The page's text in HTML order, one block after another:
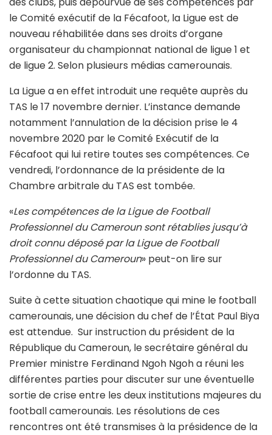
le Comité exécutif de la Fécafoot, la Ligue est de
nouveau réhabilitée dans ses droits d’organe
organisateur du championnat national de ligue 1 et
de ligue 2. Selon plusieurs médias camerounais.
La Ligue a en effet introduit une requête auprès du
TAS le 17 novembre dernier. L’instance demande
notamment l’annulation de la décision prise le 4
novembre 2020 par le Comité Exécutif de la
Fécafoot qui lui retire toutes ses compétences. Ce
vendredi, l’ordonnance de la présidente de la
Chambre arbitrale du TAS est tombée.
«Les compétences de la Ligue de Football
Professionnel du Cameroun sont rétablies jusqu’à
droit connu déposé par la Ligue de Football
Professionnel du Cameroun» peut-on lire sur
l’ordonne du TAS.
Suite à cette situation chaotique qui mine le football
camerounais, une décision du chef de l’État Paul Biya
est attendue. Sur instruction du président de la
République du Cameroun, le secrétaire général du
Premier ministre Ferdinand Ngoh Ngoh a réuni les
différentes parties pour discuter sur une éventuelle
sortie de crise entre les deux institutions majeures du
football camerounais. Les résolutions de ces
rencontres ont été transmises à la présidence de la